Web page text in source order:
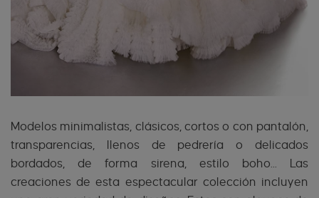
Modelos minimalistas, clásicos, cortos o con pantalón,
transparencias, llenos de pedrería o delicados
bordados, de forma sirena, estilo boho... Las
creaciones de esta espectacular colección incluyen